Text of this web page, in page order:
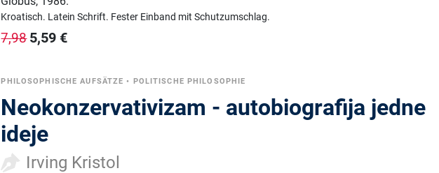
Kroatisch. Latein Schrift. Fester Einband mit Schutzumschlag.
7,985,59 €
PHILOSOPHISCHE AUFSÄTZE • POLITISCHE PHILOSOPHIE
Neokonzervativizam - autobiografija jedne
ideje
Irving Kristol